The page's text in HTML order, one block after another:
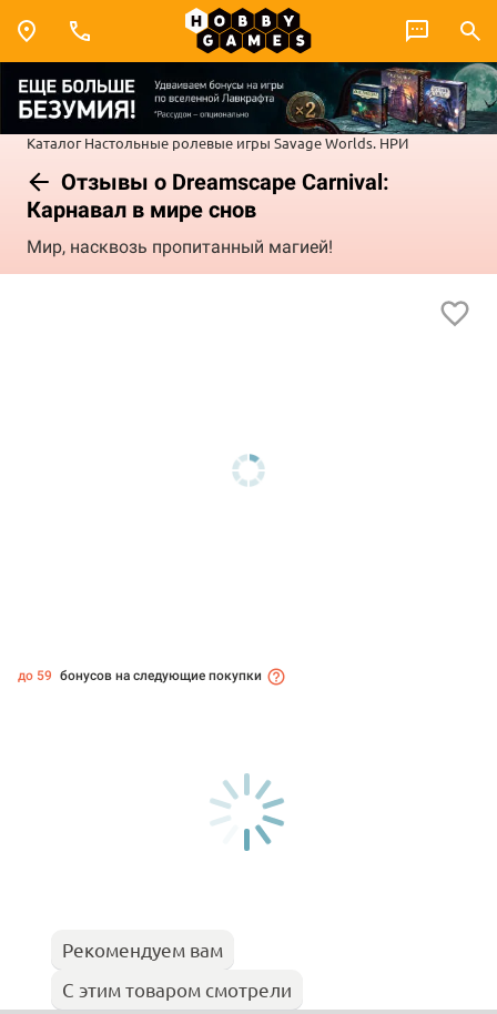
Каталог Настольные ролевые игры Savage Worlds. НРИ
Отзывы о Dreamscape Сarnival:
Карнавал в мире снов
Мир, насквозь пропитанный магией!
до 59 бонусов на следующие покупки
Рекомендуем вам
С этим товаром смотрели